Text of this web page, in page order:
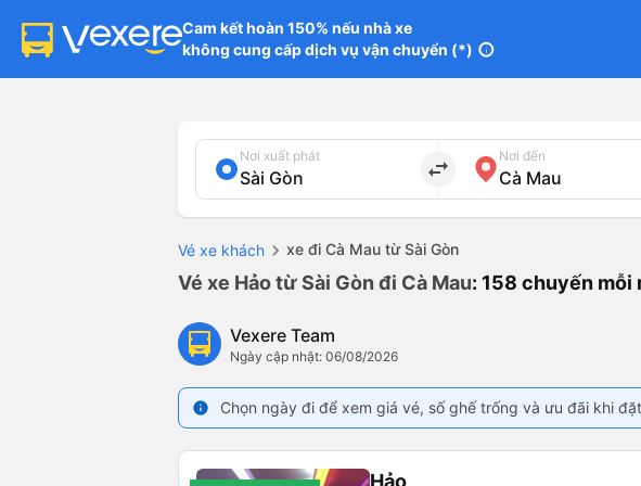
Cam kết hoàn 150% nếu nhà xe
không cung cấp dịch vụ vận chuyển (*) info
Nơi xuất phát
import_export
Nơi đến
Vé xe khách xe đi Cà Mau từ Sài Gòn
Vé xe Hảo từ Sài Gòn đi Cà Mau: 158 chuyến mỗi
Vexere Team
Ngày cập nhật: 06/08/2026
info Chọn ngày đi để xem giá vé, số ghế trống và ưu đãi khi
Hảo